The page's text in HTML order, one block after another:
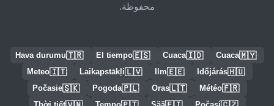
محفوظة.
🇲🇾
Cuaca
🇮🇩
Cuaca
🇪🇸
El tiempo
🇹🇷
Hava durumu
🇭🇺
Időjárás
🇪🇪
Ilm
🇱🇻
Laikapstākļi
🇮🇹
Meteo
🇫🇷
Météo
🇱🇹
Oras
🇵🇱
Pogoda
🇸🇰
Počasie